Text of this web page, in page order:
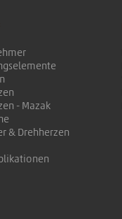
- Mazak
& Drehherzen